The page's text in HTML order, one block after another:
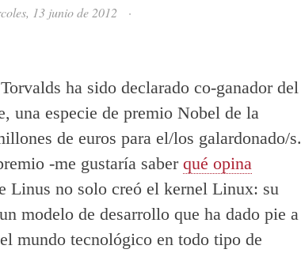
13 junio de 2012 ·
ha sido declarado co-ganador del
una especie de premio Nobel de la
de euros para el/los galardonado/s.
-me gustaría saber qué opina
Linus no solo creó el kernel Linux: su
modelo de desarrollo que ha dado pie a
mundo tecnológico en todo tipo de